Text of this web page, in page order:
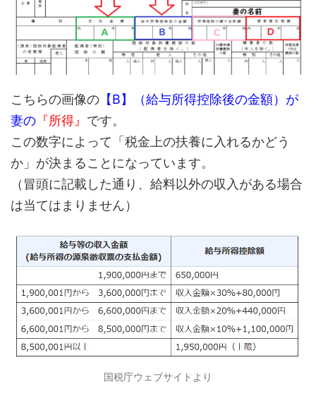
こちらの画像の 【B】（給与所得控除後の金額）が
妻の 『所得』 です。
この数字によって「税金上の扶養に入れるかどう
か」が決まることになっています。
（冒頭に記載した通り、給料以外の収入がある場合
は当てはまりません）
国税庁ウェブサイトより